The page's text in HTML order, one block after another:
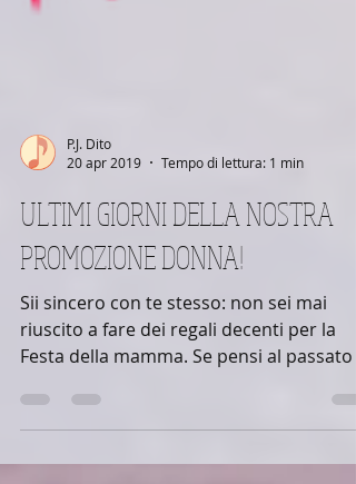
P.J. Dito
PROMOZIONE DONNA!
Sii sincero con te stesso: non sei mai
riuscito a fare dei regali decenti per la
Festa della mamma. Se pensi al passato